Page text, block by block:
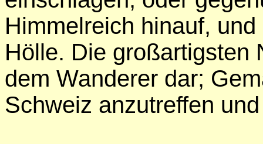
Himmelreich hinauf,
Hölle. Die großartigsten
dem Wanderer dar;
Schweiz anzutreffen